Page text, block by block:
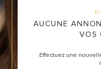
AUCUNE
VOS
Effectuez une